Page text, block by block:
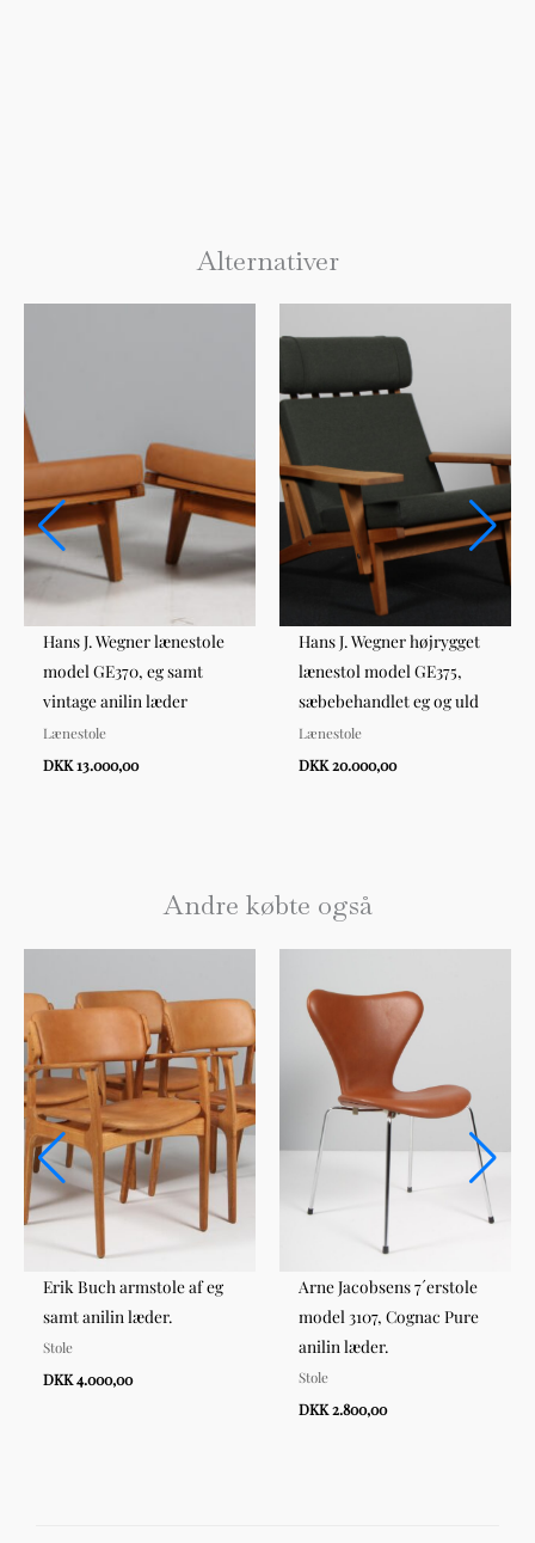
Alternativer
Hans J. Wegner lænestole
model GE370, eg samt
vintage anilin læder
Lænestole
DKK 13.000,00
Hans J. Wegner højrygget
lænestol model GE375,
sæbebehandlet eg og uld
Lænestole
DKK 20.000,00
Andre købte også
Erik Buch armstole af eg
samt anilin læder.
Stole
DKK 4.000,00
Arne Jacobsens 7´erstole
model 3107, Cognac Pure
anilin læder.
Stole
DKK 2.800,00